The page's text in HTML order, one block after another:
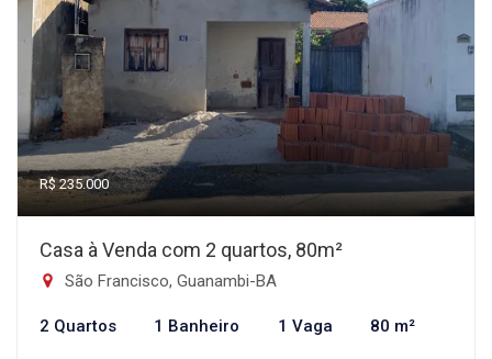
R$ 235.000
Casa à Venda com 2 quartos, 80m²
São Francisco, Guanambi-BA
2 Quartos 1 Banheiro 1 Vaga 80 m²